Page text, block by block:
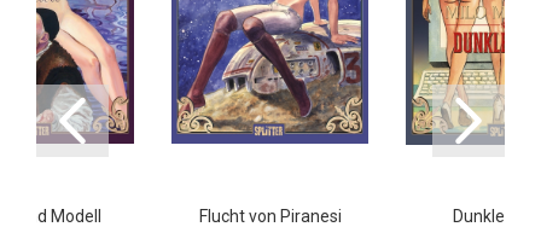
und Modell Flucht von Piranesi Dunkle